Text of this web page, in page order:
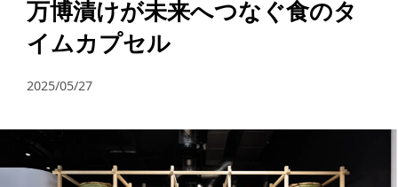
万博漬けが未来へつなぐ食のタ
イムカプセル
2025/05/27